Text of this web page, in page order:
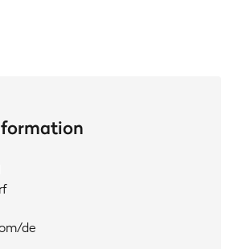
de